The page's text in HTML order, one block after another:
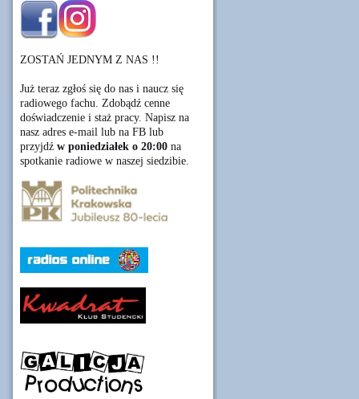
ZOSTAŃ JEDNYM Z NAS !!
Już teraz zgłoś się do nas i naucz się
radiowego fachu. Zdobądź cenne
doświadczenie i staż pracy. Napisz na
nasz adres e-mail lub na FB lub
przyjdź w poniedziałek o 20:00 na
spotkanie radiowe w naszej siedzibie.